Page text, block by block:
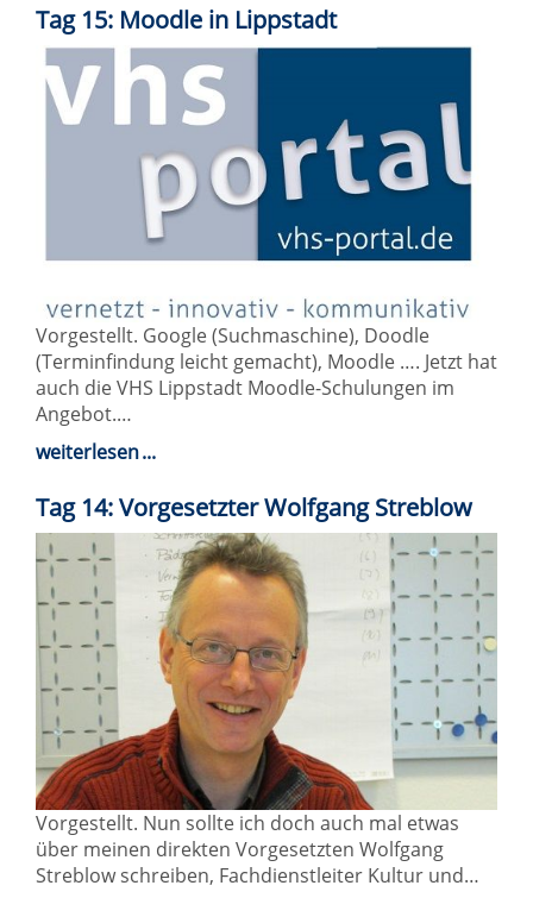
Tag 15: Moodle in Lippstadt
Vorgestellt. Google (Suchmaschine), Doodle
(Terminfindung leicht gemacht), Moodle …. Jetzt hat
auch die VHS Lippstadt Moodle-Schulungen im
Angebot.…
weiterlesen
Tag 14: Vorgesetzter Wolfgang Streblow
Vorgestellt. Nun sollte ich doch auch mal etwas
über meinen direkten Vorgesetzten Wolfgang
Streblow schreiben, Fachdienstleiter Kultur und…